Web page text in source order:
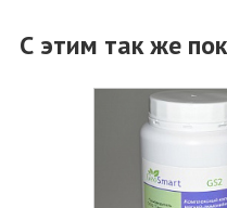
С этим так же